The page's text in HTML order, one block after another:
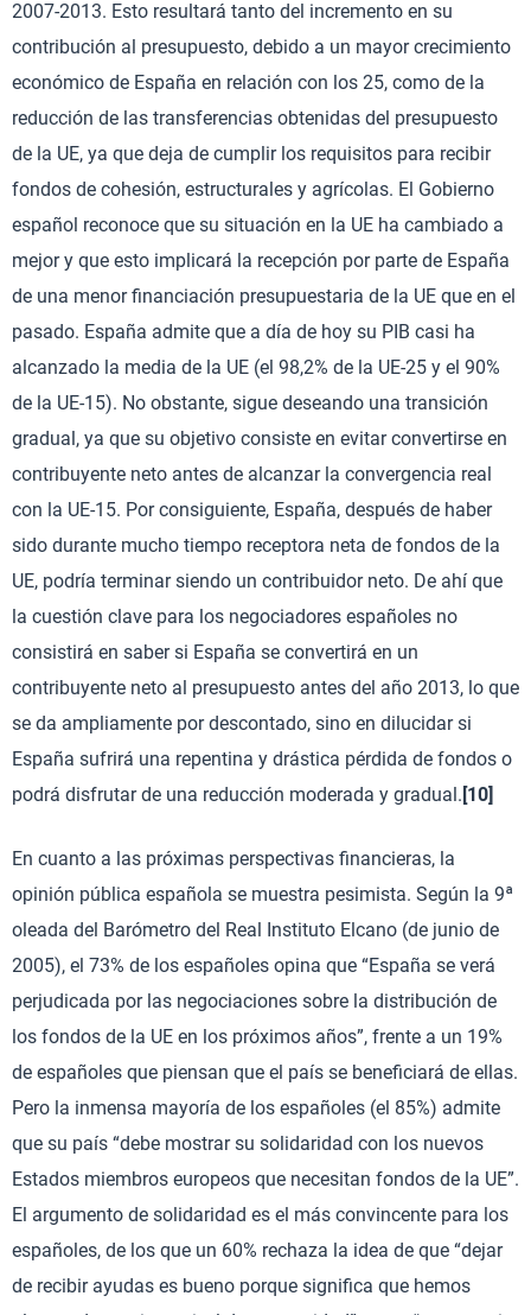
2007-2013. Esto resultará tanto del incremento en su
contribución al presupuesto, debido a un mayor crecimiento
económico de España en relación con los 25, como de la
reducción de las transferencias obtenidas del presupuesto
de la UE, ya que deja de cumplir los requisitos para recibir
fondos de cohesión, estructurales y agrícolas. El Gobierno
español reconoce que su situación en la UE ha cambiado a
mejor y que esto implicará la recepción por parte de España
de una menor financiación presupuestaria de la UE que en el
pasado. España admite que a día de hoy su PIB casi ha
alcanzado la media de la UE (el 98,2% de la UE-25 y el 90%
de la UE-15). No obstante, sigue deseando una transición
gradual, ya que su objetivo consiste en evitar convertirse en
contribuyente neto antes de alcanzar la convergencia real
con la UE-15. Por consiguiente, España, después de haber
sido durante mucho tiempo receptora neta de fondos de la
UE, podría terminar siendo un contribuidor neto. De ahí que
la cuestión clave para los negociadores españoles no
consistirá en saber si España se convertirá en un
contribuyente neto al presupuesto antes del año 2013, lo que
se da ampliamente por descontado, sino en dilucidar si
España sufrirá una repentina y drástica pérdida de fondos o
podrá disfrutar de una reducción moderada y gradual. [10]
En cuanto a las próximas perspectivas financieras, la
opinión pública española se muestra pesimista. Según la 9ª
oleada del Barómetro del Real Instituto Elcano (de junio de
2005), el 73% de los españoles opina que “España se verá
perjudicada por las negociaciones sobre la distribución de
los fondos de la UE en los próximos años”, frente a un 19%
de españoles que piensan que el país se beneficiará de ellas.
Pero la inmensa mayoría de los españoles (el 85%) admite
que su país “debe mostrar su solidaridad con los nuevos
Estados miembros europeos que necesitan fondos de la UE”.
El argumento de solidaridad es el más convincente para los
españoles, de los que un 60% rechaza la idea de que “dejar
de recibir ayudas es bueno porque significa que hemos